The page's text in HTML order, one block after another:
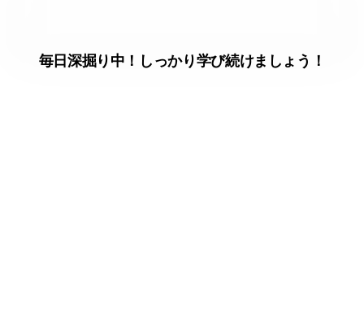
毎日深掘り中！しっかり学び続けましょう！